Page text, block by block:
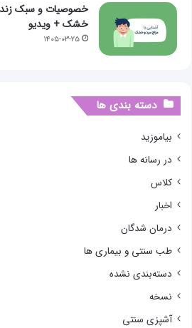
خصوصیات و سبک
خشک + ویدیو
۱۴۰۵-۰۳-۲۵
دسته بندی ها
بیاموزید
در رسانه ها
کلاس
اخبار
درمان شدگان
طب سنتی و بیماری ها
دسته‌بندی نشده
نسخه
آشپزی سنتی